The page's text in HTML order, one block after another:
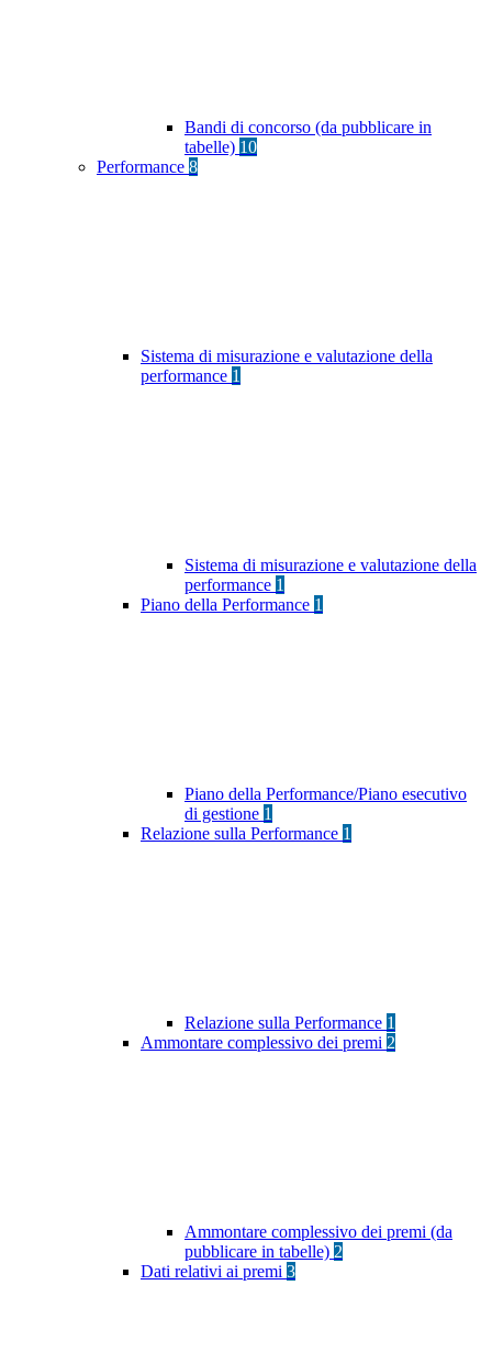
Bandi di concorso (da pubblicare in
tabelle) 10
Performance 8
Sistema di misurazione e valutazione della
performance 1
Sistema di misurazione e valutazione della
performance 1
Piano della Performance 1
Piano della Performance/Piano esecutivo
di gestione 1
Relazione sulla Performance 1
Relazione sulla Performance 1
Ammontare complessivo dei premi 2
Ammontare complessivo dei premi (da
pubblicare in tabelle) 2
Dati relativi ai premi 3